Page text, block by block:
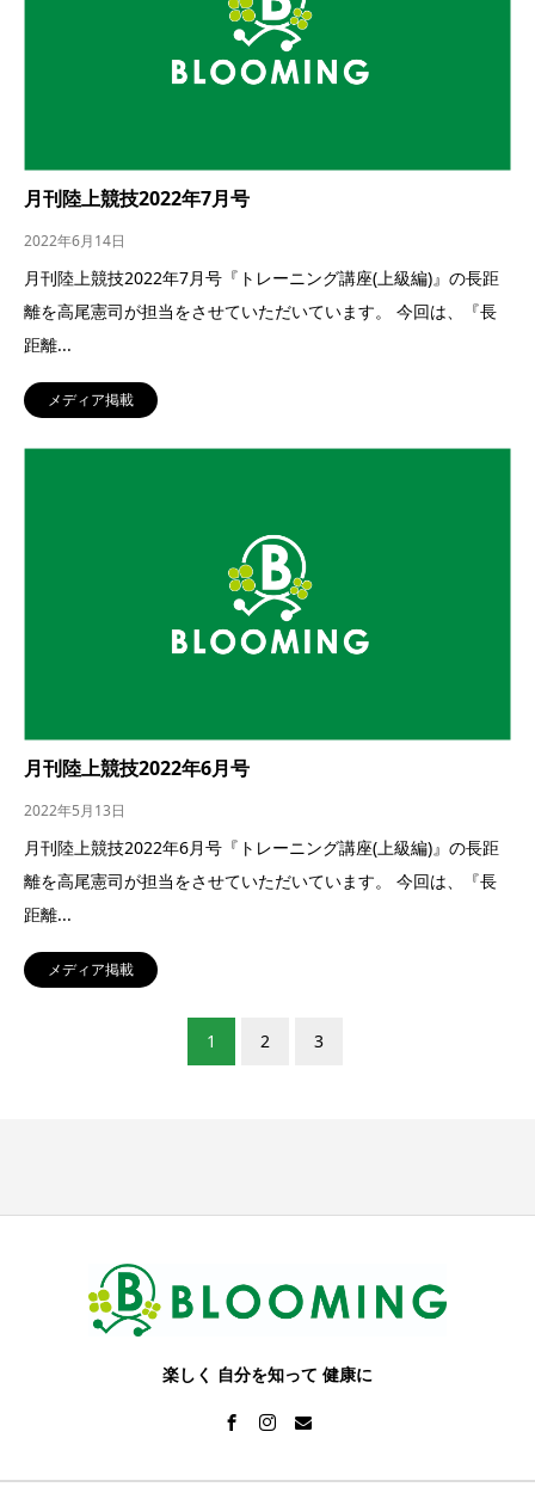
月刊陸上競技2022年7月号
2022年6月14日
月刊陸上競技2022年7月号『トレーニング講座(上級編)』の長距
離を高尾憲司が担当をさせていただいています。 今回は、『長
距離...
メディア掲載
月刊陸上競技2022年6月号
2022年5月13日
月刊陸上競技2022年6月号『トレーニング講座(上級編)』の長距
離を高尾憲司が担当をさせていただいています。 今回は、『長
距離...
メディア掲載
1 2 3
楽しく 自分を知って 健康に